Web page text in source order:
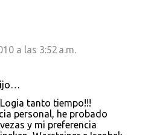
a las 3:52 a.m.
tanto tiempo!!!
personal, he probado
y mi preferencia